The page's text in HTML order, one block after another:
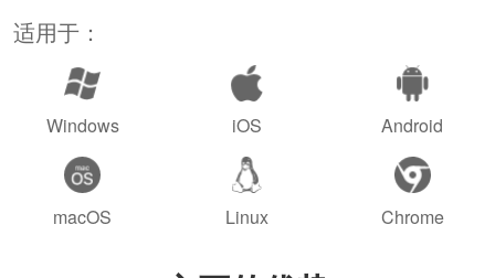
适用于：
Windows iOS Android
macOS Linux Chrome